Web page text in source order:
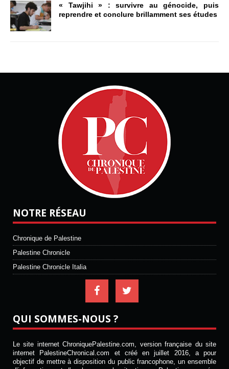
« Tawjihi » : survivre au génocide, puis
reprendre et conclure brillamment ses études
NOTRE RÉSEAU
Chronique de Palestine
Palestine Chronicle
Palestine Chronicle Italia
QUI SOMMES-NOUS ?
Le site internet ChroniquePalestine.com, version française du site
internet PalestineChronical.com et créé en juillet 2016, a pour
objectif de mettre à disposition du public francophone, un ensemble